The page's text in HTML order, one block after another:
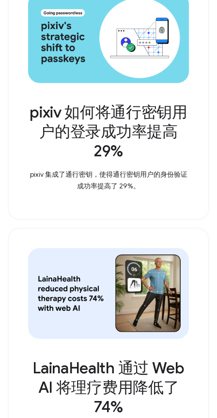
pixiv 如何将通行密钥用
户的登录成功率提高
29%
pixiv 集成了通行密钥，使得通行密钥用户的身份验证
成功率提高了 29%。
LainaHealth 通过 Web
AI 将理疗费用降低了
74%